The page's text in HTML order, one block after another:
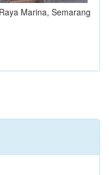
Marina, Semarang